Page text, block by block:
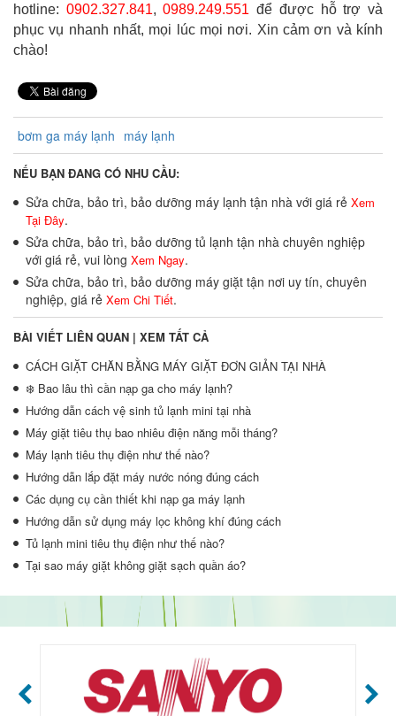
hotline: 0902.327.841, 0989.249.551để được hỗ trợ và
phục vụ nhanh nhất, mọi lúc mọi nơi. Xin cảm ơn và kính
chào!
bơm ga máy lạnh máy lạnh
NẾU BẠN ĐANG CÓ NHU CẦU:
Sửa chữa, bảo trì, bảo dưỡng máy lạnh tận nhà với giá rẻ Xem
Tại Đây.
Sửa chữa, bảo trì, bảo dưỡng tủ lạnh tận nhà chuyên nghiệp
với giá rẻ, vui lòng Xem Ngay.
Sửa chữa, bảo trì, bảo dưỡng máy giặt tận nơi uy tín, chuyên
nghiệp, giá rẻ Xem Chi Tiết.
BÀI VIẾT LIÊN QUAN | XEM TẤT CẢ
CÁCH GIẶT CHĂN BẰNG MÁY GIẶT ĐƠN GIẢN TẠI NHÀ
❄️ Bao lâu thì cần nạp ga cho máy lạnh?
Hướng dẫn cách vệ sinh tủ lạnh mini tại nhà
Máy giặt tiêu thụ bao nhiêu điện năng mỗi tháng?
Máy lạnh tiêu thụ điện như thế nào?
Hướng dẫn lắp đặt máy nước nóng đúng cách
Các dụng cụ cần thiết khi nạp ga máy lạnh
Hướng dẫn sử dụng máy lọc không khí đúng cách
Tủ lạnh mini tiêu thụ điện như thế nào?
Tại sao máy giặt không giặt sạch quần áo?